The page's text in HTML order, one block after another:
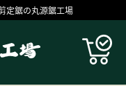
定鋸の丸源鋸工場